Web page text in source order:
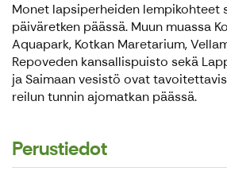
Monet lapsiperheiden lempikohteet
päiväretken päässä. Muun muassa
Aquapark, Kotkan Maretarium,
Repoveden kansallispuisto sekä
ja Saimaan vesistö ovat
reilun tunnin ajomatkan päässä.
Perustiedot